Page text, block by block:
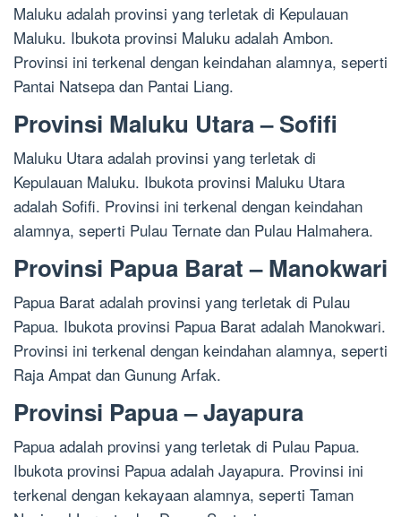
Maluku adalah provinsi yang terletak di Kepulauan
Maluku. Ibukota provinsi Maluku adalah Ambon.
Provinsi ini terkenal dengan keindahan alamnya, seperti
Pantai Natsepa dan Pantai Liang.
Provinsi Maluku Utara – Sofifi
Maluku Utara adalah provinsi yang terletak di
Kepulauan Maluku. Ibukota provinsi Maluku Utara
adalah Sofifi. Provinsi ini terkenal dengan keindahan
alamnya, seperti Pulau Ternate dan Pulau Halmahera.
Provinsi Papua Barat – Manokwari
Papua Barat adalah provinsi yang terletak di Pulau
Papua. Ibukota provinsi Papua Barat adalah Manokwari.
Provinsi ini terkenal dengan keindahan alamnya, seperti
Raja Ampat dan Gunung Arfak.
Provinsi Papua – Jayapura
Papua adalah provinsi yang terletak di Pulau Papua.
Ibukota provinsi Papua adalah Jayapura. Provinsi ini
terkenal dengan kekayaan alamnya, seperti Taman